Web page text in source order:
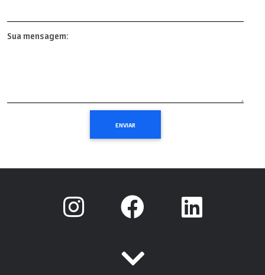
Sua mensagem: